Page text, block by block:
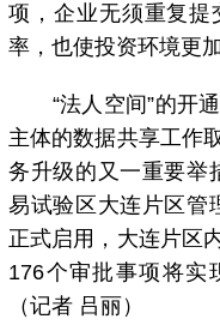
项，企业无须重复提
率，也使投资环境更加
“法人空间”的开通
主体的数据共享工作
务升级的又一重要举
易试验区大连片区管
正式启用，大连片区
176个审批事项将实
（记者 吕丽）